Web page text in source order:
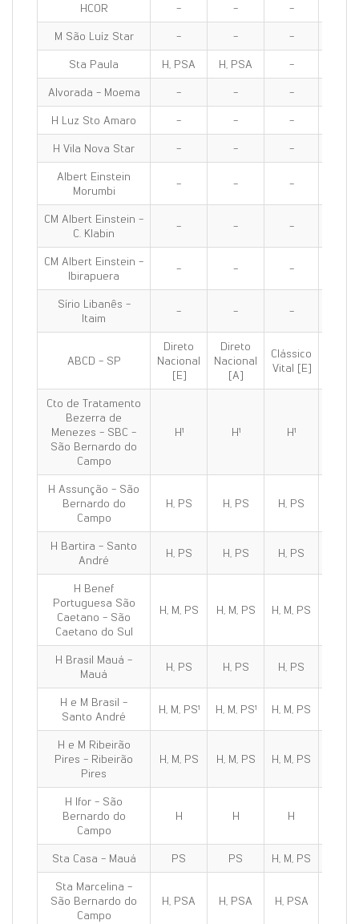
HCOR - - -
M São Luíz Star
- - -
Sta Paula
H, PSA H, PSA -
Alvorada - Moema
- - -
H Luz Sto Amaro
- - -
H Vila Nova Star
- - -
Albert Einstein
Morumbi
- - -
CM Albert Einstein -
C. Klabin
- - -
CM Albert Einstein -
Ibirapuera
- - -
Sírio Libanês -
Itaim
- - -
ABCD - SP
Direto
Nacional
[E]
Direto
Nacional
[A]
Clássico
Vital [E]
Cto de Tratamento
Bezerra de
Menezes - SBC -
São Bernardo do
Campo
H¹ H¹ H¹
H Assunção - São
Bernardo do
Campo
H, PS H, PS H, PS
H Bartira - Santo
André
H, PS H, PS H, PS
H Benef
Portuguesa São
Caetano - São
Caetano do Sul
H, M, PS H, M, PS H, M, PS
H Brasil Mauá -
Mauá
H, PS H, PS H, PS
H e M Brasil -
Santo André
H, M, PS¹ H, M, PS¹ H, M, PS
H e M Ribeirão
Pires - Ribeirão
Pires
H, M, PS H, M, PS H, M, PS
H Ifor - São
Bernardo do
Campo
H H H
Sta Casa - Mauá PS PS H, M, PS
Sta Marcelina -
São Bernardo do
Campo
H, PSA H, PSA H, PSA